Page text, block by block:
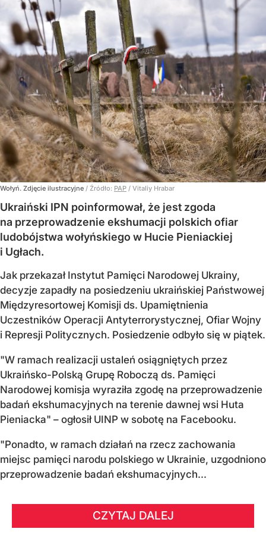
Wołyń. Zdjęcie ilustracyjne / Źródło: PAP / Vitaliy Hrabar
Ukraiński IPN poinformował, że jest zgoda
na przeprowadzenie ekshumacji polskich ofiar
ludobójstwa wołyńskiego w Hucie Pieniackiej
i Ugłach.
Jak przekazał Instytut Pamięci Narodowej Ukrainy,
decyzje zapadły na posiedzeniu ukraińskiej Państwowej
Międzyresortowej Komisji ds. Upamiętnienia
Uczestników Operacji Antyterrorystycznej, Ofiar Wojny
i Represji Politycznych. Posiedzenie odbyło się w piątek.
"W ramach realizacji ustaleń osiągniętych przez
Ukraińsko-Polską Grupę Roboczą ds. Pamięci
Narodowej komisja wyraziła zgodę na przeprowadzenie
badań ekshumacyjnych na terenie dawnej wsi Huta
Pieniacka" – ogłosił UINP w sobotę na Facebooku.
"Ponadto, w ramach działań na rzecz zachowania
miejsc pamięci narodu polskiego w Ukrainie, uzgodniono
przeprowadzenie badań ekshumacyjnych...
CZYTAJ DALEJ